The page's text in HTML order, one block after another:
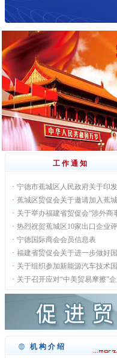
工作通知
· 宁德市蕉城区人民政府关于印
· 蕉城区贸促会关于邀请加入蕉
· 关于举办福建省贸促会“涉外商
· 热烈祝贺蕉城区10家出口企业
· 宁德国际商会会员信息表
· 福建省贸促会关于进一步做好
· 关于组织参加新能源汽车技术
· 关于召开应对“中美贸易摩擦”
机构介绍